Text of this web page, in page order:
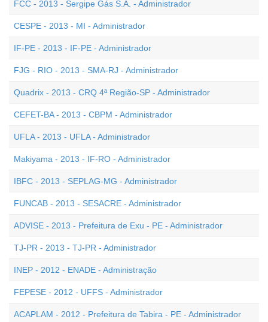
FCC - 2013 - Sergipe Gás S.A. - Administrador
CESPE - 2013 - MI - Administrador
IF-PE - 2013 - IF-PE - Administrador
FJG - RIO - 2013 - SMA-RJ - Administrador
Quadrix - 2013 - CRQ 4ª Região-SP - Administrador
CEFET-BA - 2013 - CBPM - Administrador
UFLA - 2013 - UFLA - Administrador
Makiyama - 2013 - IF-RO - Administrador
IBFC - 2013 - SEPLAG-MG - Administrador
FUNCAB - 2013 - SESACRE - Administrador
ADVISE - 2013 - Prefeitura de Exu - PE - Administrador
TJ-PR - 2013 - TJ-PR - Administrador
INEP - 2012 - ENADE - Administração
FEPESE - 2012 - UFFS - Administrador
ACAPLAM - 2012 - Prefeitura de Tabira - PE - Administrador